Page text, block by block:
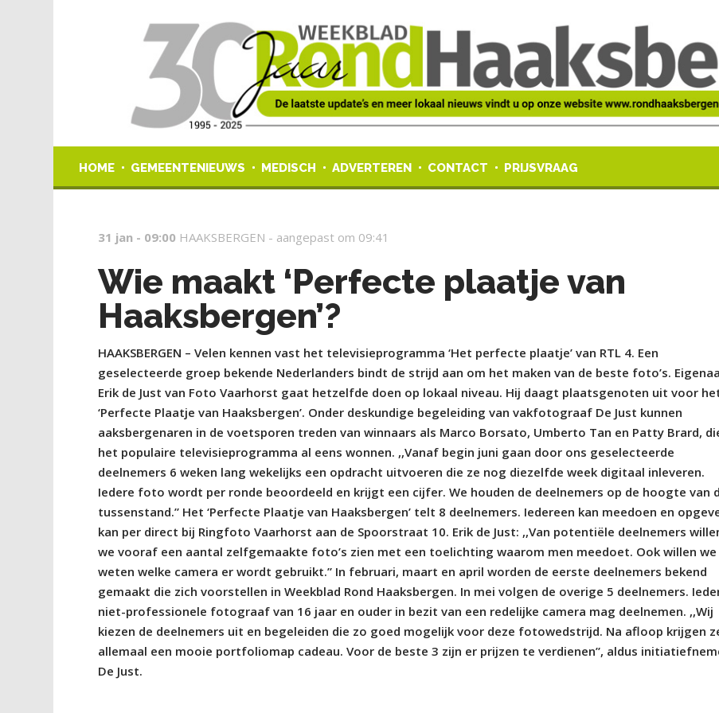
HOME GEMEENTENIEUWS MEDISCH ADVERTEREN CONTACT PRIJSVRAAG
31 jan - 09:00 HAAKSBERGEN - aangepast om 09:41
Wie maakt ‘Perfecte plaatje van
Haaksbergen’?
HAAKSBERGEN – Velen kennen vast het televisieprogramma ‘Het perfecte plaatje’ van RTL 4. Een
geselecteerde groep bekende Nederlanders bindt de strijd aan om het maken van de beste foto’s.
Erik de Just van Foto Vaarhorst gaat hetzelfde doen op lokaal niveau. Hij daagt plaatsgenoten uit voor
‘Perfecte Plaatje van Haaksbergen’. Onder deskundige begeleiding van vakfotograaf De Just kunnen
aaksbergenaren in de voetsporen treden van winnaars als Marco Borsato, Umberto Tan en Patty Brard,
het populaire televisieprogramma al eens wonnen. ,,Vanaf begin juni gaan door ons geselecteerde
deelnemers 6 weken lang wekelijks een opdracht uitvoeren die ze nog diezelfde week digitaal inleveren.
Iedere foto wordt per ronde beoordeeld en krijgt een cijfer. We houden de deelnemers op de hoogte van
tussenstand.” Het ‘Perfecte Plaatje van Haaksbergen’ telt 8 deelnemers. Iedereen kan meedoen en
kan per direct bij Ringfoto Vaarhorst aan de Spoorstraat 10. Erik de Just: ,,Van potentiële deelnemers
we vooraf een aantal zelfgemaakte foto’s zien met een toelichting waarom men meedoet. Ook willen we
weten welke camera er wordt gebruikt.” In februari, maart en april worden de eerste deelnemers bekend
gemaakt die zich voorstellen in Weekblad Rond Haaksbergen. In mei volgen de overige 5 deelnemers.
niet-professionele fotograaf van 16 jaar en ouder in bezit van een redelijke camera mag deelnemen. ,,Wij
kiezen de deelnemers uit en begeleiden die zo goed mogelijk voor deze fotowedstrijd. Na afloop krijgen
allemaal een mooie portfoliomap cadeau. Voor de beste 3 zijn er prijzen te verdienen”, aldus
De Just.